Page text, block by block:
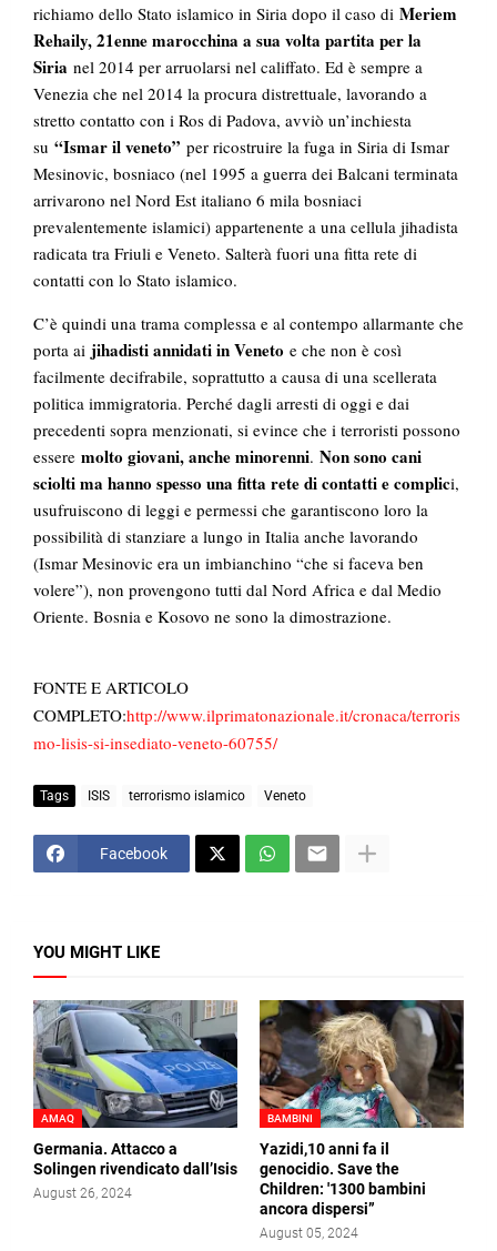
richiamo dello Stato islamico in Siria dopo il caso di Meriem
Rehaily, 21enne marocchina a sua volta partita per la
Siria nel 2014 per arruolarsi nel califfato. Ed è sempre a
Venezia che nel 2014 la procura distrettuale, lavorando a
stretto contatto con i Ros di Padova, avviò un’inchiesta
su “Ismar il veneto” per ricostruire la fuga in Siria di Ismar
Mesinovic, bosniaco (nel 1995 a guerra dei Balcani terminata
arrivarono nel Nord Est italiano 6 mila bosniaci
prevalentemente islamici) appartenente a una cellula jihadista
radicata tra Friuli e Veneto. Salterà fuori una fitta rete di
contatti con lo Stato islamico.
C’è quindi una trama complessa e al contempo allarmante che
porta ai jihadisti annidati in Veneto e che non è così
facilmente decifrabile, soprattutto a causa di una scellerata
politica immigratoria. Perché dagli arresti di oggi e dai
precedenti sopra menzionati, si evince che i terroristi possono
essere molto giovani, anche minorenni. Non sono cani
sciolti ma hanno spesso una fitta rete di contatti e complici,
usufruiscono di leggi e permessi che garantiscono loro la
possibilità di stanziare a lungo in Italia anche lavorando
(Ismar Mesinovic era un imbianchino “che si faceva ben
volere”), non provengono tutti dal Nord Africa e dal Medio
Oriente. Bosnia e Kosovo ne sono la dimostrazione.
FONTE E ARTICOLO
COMPLETO:http://www.ilprimatonazionale.it/cronaca/terroris
mo-lisis-si-insediato-veneto-60755/
Tags ISIS terrorismo islamico Veneto
Facebook
YOU MIGHT LIKE
AMAQ
Germania. Attacco a
Solingen rivendicato dall’Isis
August 26, 2024
BAMBINI
Yazidi,10 anni fa il
genocidio. Save the
Children: '1300 bambini
ancora dispersi”
August 05, 2024